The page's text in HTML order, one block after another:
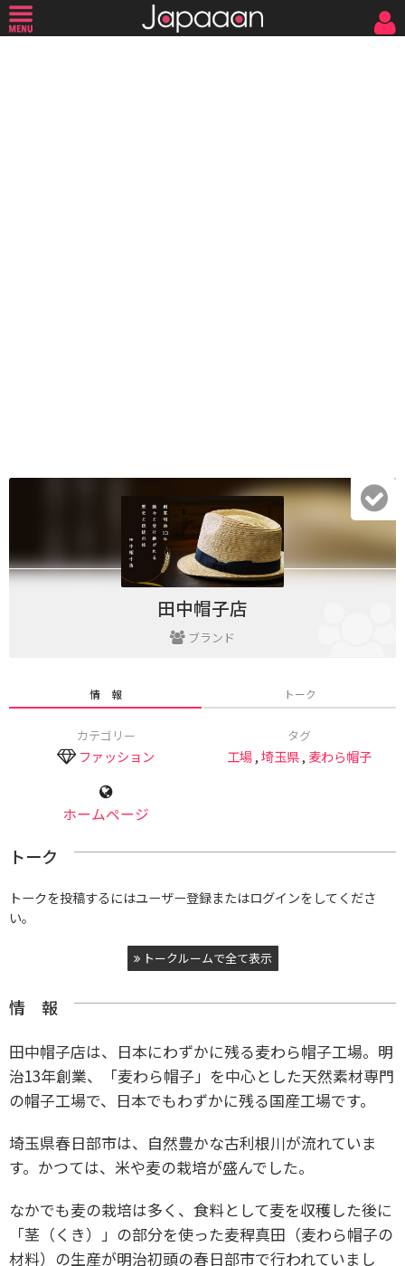
田中帽子店
ブランド
情 報 トーク
カテゴリー
ファッション
タグ
工場,埼玉県, 麦わら帽子
ホームページ
トーク
トークを投稿するにはユーザー登録またはログインをしてくださ
い。
トークルームで全て表示
情 報
田中帽子店は、日本にわずかに残る麦わら帽子工場。 明
治13年創業、
「麦わら帽子」を中心とした天然素材専門
の帽子工場で、日本でもわずかに残る国産工場です。
埼玉県春日部市は、自然豊かな古利根川が流れていま
す。かつては、米や麦の栽培が盛んでした。
なかでも麦の栽培は多く、食料として麦を収穫した後に
「茎（くき）」の部分を使った麦稈真田（麦わら帽子の
材料）の生産が明治初頭の春日部市で行われていまし